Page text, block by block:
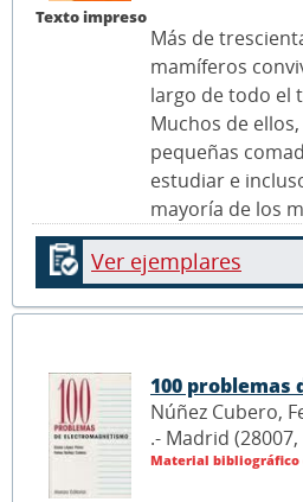
Texto impreso
Más de
mamíferos
largo de todo el
Muchos de
pequeñas
estudiar e
mayoría de los
Ver ejemplares
100
Núñez Cubero,
.- Madrid
Material bibliográfico